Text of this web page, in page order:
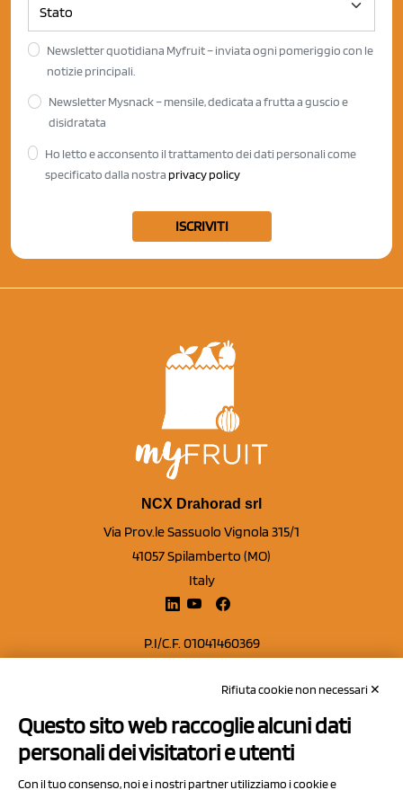
Newsletter quotidiana Myfruit – inviata ogni pomeriggio con le
notizie principali.
Newsletter Mysnack – mensile, dedicata a frutta a guscio e
disidratata
Ho letto e acconsento il trattamento dei dati personali come
specificato dalla nostra privacy policy
ISCRIVITI
NCX Drahorad srl
Via Prov.le Sassuolo Vignola 315/1
41057 Spilamberto (MO)
Italy
P.I/C.F. 01041460369
Capitale sociale Euro 50.000,00 i.v.
Contatti
Rifiuta cookie non necessari ✕
Questo sito web raccoglie alcuni dati
personali dei visitatori e utenti
Con il tuo consenso, noi e i nostri partner utilizziamo i cookie e